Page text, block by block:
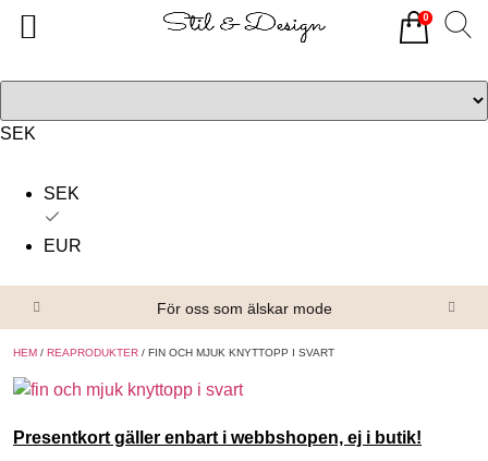
SEK
SEK
EUR
För oss som älskar mode
HEM / REAPRODUKTER / FIN OCH MJUK KNYTTOPP I SVART
Presentkort gäller enbart i webbshopen, ej i butik!
0
Alla produkter
Om oss